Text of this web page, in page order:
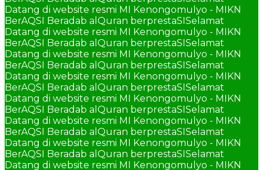
Datang di website resmi MI Kenongomulyo - MIKN
BerAQSI Beradab alQuran berprestaSISelamat
Datang di website resmi MI Kenongomulyo - MIKN
BerAQSI Beradab alQuran berprestaSISelamat
Datang di website resmi MI Kenongomulyo - MIKN
BerAQSI Beradab alQuran berprestaSISelamat
Datang di website resmi MI Kenongomulyo - MIKN
BerAQSI Beradab alQuran berprestaSISelamat
Datang di website resmi MI Kenongomulyo - MIKN
BerAQSI Beradab alQuran berprestaSISelamat
Datang di website resmi MI Kenongomulyo - MIKN
BerAQSI Beradab alQuran berprestaSISelamat
Datang di website resmi MI Kenongomulyo - MIKN
BerAQSI Beradab alQuran berprestaSISelamat
Datang di website resmi MI Kenongomulyo - MIKN